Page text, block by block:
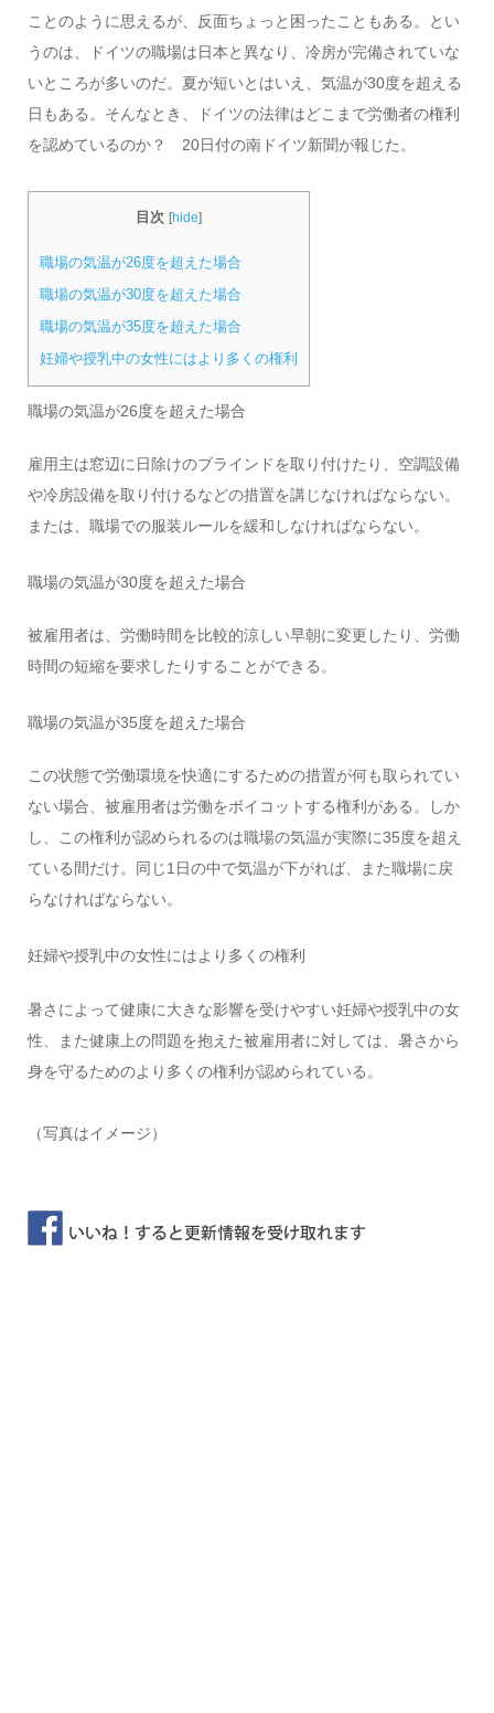
ことのように思えるが、反面ちょっと困ったこともある。とい
うのは、ドイツの職場は日本と異なり、冷房が完備されていな
いところが多いのだ。夏が短いとはいえ、気温が30度を超える
日もある。そんなとき、ドイツの法律はどこまで労働者の権利
を認めているのか？ 20日付の南ドイツ新聞が報じた。
目次 [hide]
職場の気温が26度を超えた場合
職場の気温が30度を超えた場合
職場の気温が35度を超えた場合
妊婦や授乳中の女性にはより多くの権利
職場の気温が26度を超えた場合
雇用主は窓辺に日除けのブラインドを取り付けたり、空調設備
や冷房設備を取り付けるなどの措置を講じなければならない。
または、職場での服装ルールを緩和しなければならない。
職場の気温が30度を超えた場合
被雇用者は、労働時間を比較的涼しい早朝に変更したり、労働
時間の短縮を要求したりすることができる。
職場の気温が35度を超えた場合
この状態で労働環境を快適にするための措置が何も取られてい
ない場合、被雇用者は労働をボイコットする権利がある。しか
し、この権利が認められるのは職場の気温が実際に35度を超え
ている間だけ。同じ1日の中で気温が下がれば、また職場に戻
らなければならない。
妊婦や授乳中の女性にはより多くの権利
暑さによって健康に大きな影響を受けやすい妊婦や授乳中の女
性、また健康上の問題を抱えた被雇用者に対しては、暑さから
身を守るためのより多くの権利が認められている。
（写真はイメージ）